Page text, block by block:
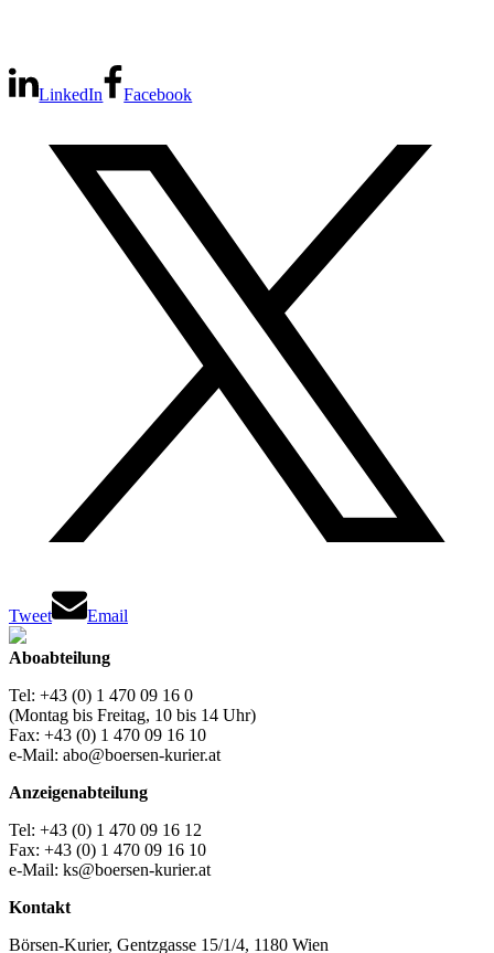
LinkedIn Facebook
Tweet Email
Aboabteilung
Tel: +43 (0) 1 470 09 16 0
(Montag bis Freitag, 10 bis 14 Uhr)
Fax: +43 (0) 1 470 09 16 10
e-Mail: abo@boersen-kurier.at
Anzeigenabteilung
Tel: +43 (0) 1 470 09 16 12
Fax: +43 (0) 1 470 09 16 10
e-Mail: ks@boersen-kurier.at
Kontakt
Börsen-Kurier, Gentzgasse 15/1/4, 1180 Wien